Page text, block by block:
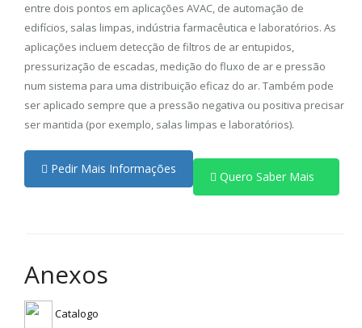
entre dois pontos em aplicações AVAC, de automação de
edifícios, salas limpas, indústria farmacêutica e laboratórios. As
aplicações incluem detecção de filtros de ar entupidos,
pressurização de escadas, medição do fluxo de ar e pressão
num sistema para uma distribuição eficaz do ar. Também pode
ser aplicado sempre que a pressão negativa ou positiva precisar
ser mantida (por exemplo, salas limpas e laboratórios).
Pedir Mais Informações
Quero Saber Mais
Anexos
Catalogo